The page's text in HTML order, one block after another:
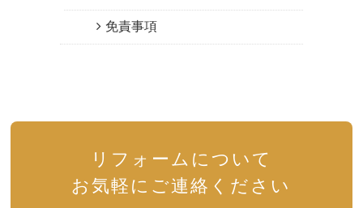
免責事項
リフォームについて
お気軽にご連絡ください